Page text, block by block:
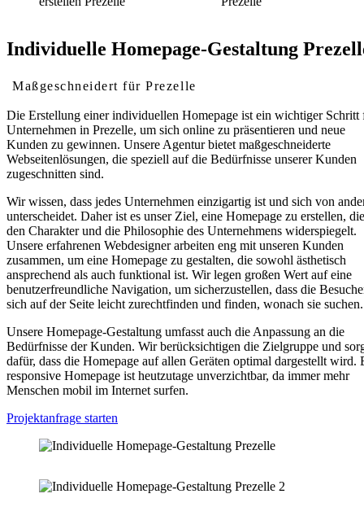
Individuelle Homepage-Gestaltung
Maßgeschneidert für Prezelle
Die Erstellung einer individuellen Homepage ist ein wichtiger Schritt
Unternehmen in Prezelle, um sich online zu präsentieren und neue
Kunden zu gewinnen. Unsere Agentur bietet maßgeschneiderte
Webseitenlösungen, die speziell auf die Bedürfnisse unserer Kunden
zugeschnitten sind.
Wir wissen, dass jedes Unternehmen einzigartig ist und sich von
unterscheidet. Daher ist es unser Ziel, eine Homepage zu erstellen, die
den Charakter und die Philosophie des Unternehmens widerspiegelt.
Unsere erfahrenen Webdesigner arbeiten eng mit unseren Kunden
zusammen, um eine Homepage zu gestalten, die sowohl ästhetisch
ansprechend als auch funktional ist. Wir legen großen Wert auf eine
benutzerfreundliche Navigation, um sicherzustellen, dass die
sich auf der Seite leicht zurechtfinden und finden, wonach sie suchen.
Unsere Homepage-Gestaltung umfasst auch die Anpassung an die
Bedürfnisse der Kunden. Wir berücksichtigen die Zielgruppe und
dafür, dass die Homepage auf allen Geräten optimal dargestellt wird.
responsive Homepage ist heutzutage unverzichtbar, da immer mehr
Menschen mobil im Internet surfen.
Projektanfrage starten